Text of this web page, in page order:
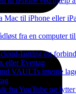
Mac til iPhone eller
fra en computer
lagring og
eller Evertag
VAULTs interne
fra YouTube og